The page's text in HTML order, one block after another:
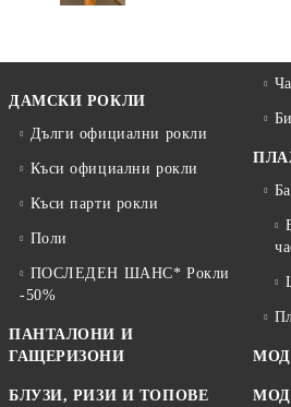
ДАМСКИ РОКЛИ
Дълги официални рокли
Къси официални рокли
Къси парти рокли
Поли
ПОСЛЕДЕН ШАНС* Рокли
-50%
ПАНТАЛОНИ И
ГАЩЕРИЗОНИ
БЛУЗИ, РИЗИ И ТОПОВЕ